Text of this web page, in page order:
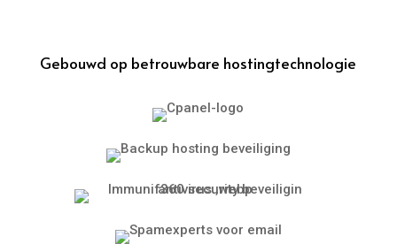
Gebouwd op betrouwbare hostingtechnologie